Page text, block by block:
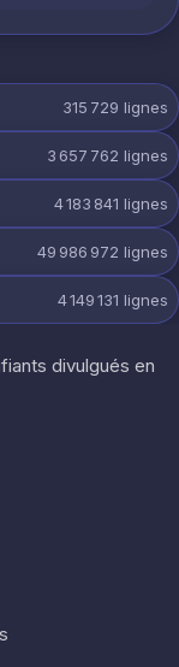
315 729 lignes
3 657 762 lignes
4 183 841 lignes
49 986 972 lignes
4 149 131 lignes
divulgués en